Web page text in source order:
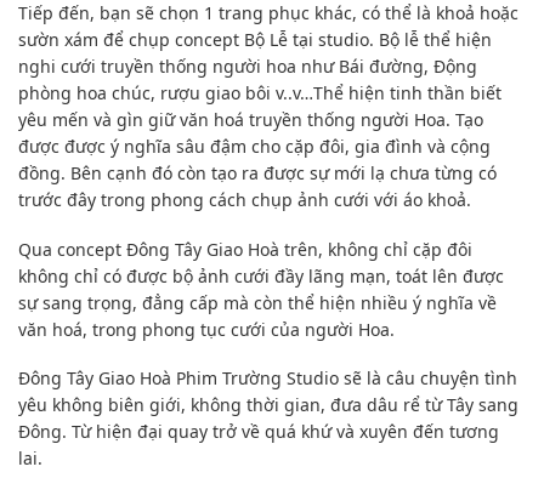
Tiếp đến, bạn sẽ chọn 1 trang phục khác, có thể là khoả hoặc
sườn xám để chụp concept Bộ Lễ tại studio. Bộ lễ thể hiện
nghi cưới truyền thống người hoa như Bái đường, Động
phòng hoa chúc, rượu giao bôi v..v…Thể hiện tinh thần biết
yêu mến và gìn giữ văn hoá truyền thống người Hoa. Tạo
được được ý nghĩa sâu đậm cho cặp đôi, gia đình và cộng
đồng. Bên cạnh đó còn tạo ra được sự mới lạ chưa từng có
trước đây trong phong cách chụp ảnh cưới với áo khoả.
Qua concept Đông Tây Giao Hoà trên, không chỉ cặp đôi
không chỉ có được bộ ảnh cưới đầy lãng mạn, toát lên được
sự sang trọng, đẳng cấp mà còn thể hiện nhiều ý nghĩa về
văn hoá, trong phong tục cưới của người Hoa.
Đông Tây Giao Hoà Phim Trường Studio sẽ là câu chuyện tình
yêu không biên giới, không thời gian, đưa dâu rể từ Tây sang
Đông. Từ hiện đại quay trở về quá khứ và xuyên đến tương
lai.